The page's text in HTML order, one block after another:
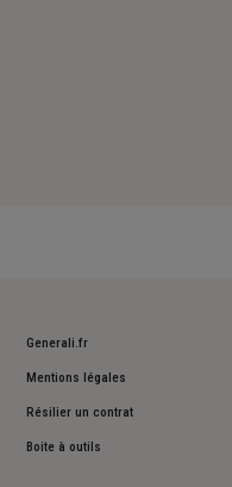
Generali.fr
Mentions légales
Résilier un contrat
Boite à outils